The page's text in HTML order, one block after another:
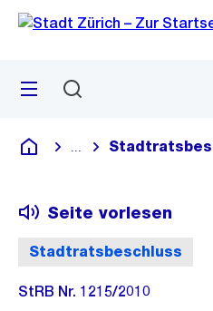
Navigation
Sprunglink
Menü
Deutsch
Blende alle
Stadtratsbeschluss
Seite vorlesen
StRB Nr. 1215/2010